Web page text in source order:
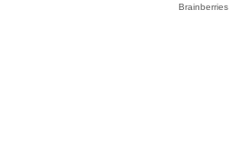
Brainberries